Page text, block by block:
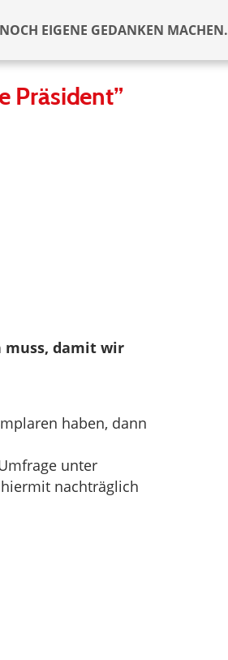
EIGENE GEDANKEN MACHEN.
Präsident”
muss, damit wir
haben, dann
unter
nachträglich